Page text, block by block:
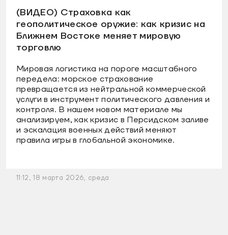
(ВИДЕО) Страховка как
геополитическое оружие: как кризис на
Ближнем Востоке меняет мировую
торговлю
Мировая логистика на пороге масштабного
передела: морское страхование
превращается из нейтральной коммерческой
услуги в инструмент политического давления и
контроля. В нашем новом материале мы
анализируем, как кризис в Персидском заливе
и эскалация военных действий меняют
правила игры в глобальной экономике.
11:12, 18 марта 2026, среда